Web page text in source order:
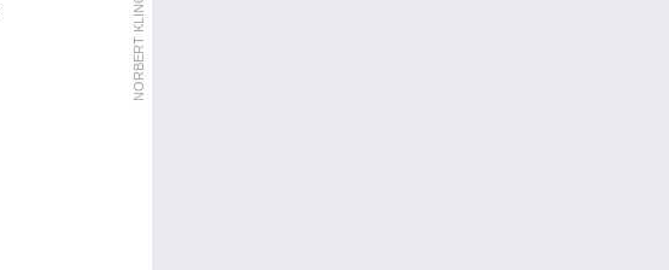
NORBERT KLINGE